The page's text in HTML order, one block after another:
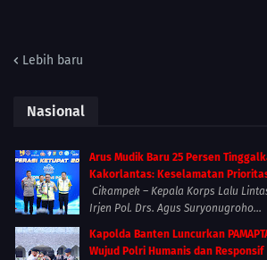
Lebih baru
Nasional
Arus Mudik Baru 25 Persen
Kakorlantas: Keselamatan
Cikampek – Kepala Korps Lalu
Irjen Pol. Drs. Agus Suryonugroho...
Kapolda Banten Luncurkan
Wujud Polri Humanis dan Responsif